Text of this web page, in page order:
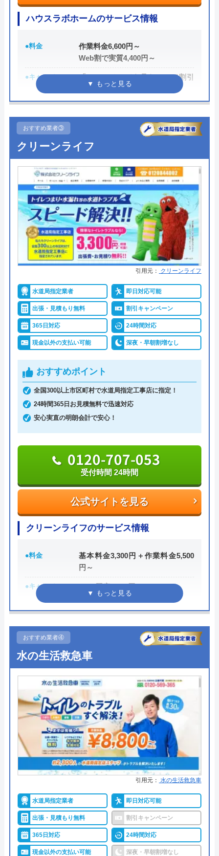
円割引なので、相談する際は電話で相談し、忘れず
に伝えるようにしましょう。
ちなみに、依頼せずとも見積もりにはお金はかから
業者の一つです。
イースマイルの詳細ページはこちら
公式サイトを見る
0120-091-026
受付時間 24時間
イースマイルの基本情報
運営会社 株式会社イースマイル
代表者 島村禮孝
創業・設立 1992年6月1日創立
大阪府大阪市中央区瓦屋町3丁目7-3 イ
ースマイルビル
対応エリア
対応エリア詳
細
玉名市のトイレ詰まり・水漏れ修理は
町の水道屋イースマイル｜水道局指定
店
イースマイルのクチコミ on
りえP
2 か月前
トイレが詰まって本当に困っていましたが、
連絡後すぐに駆けつけてくださり、あっとい
う間に解決。スタッフの方も非常に丁寧で、
安心して任せられました。これでまた快適に
使えます。迅速な対応に心から感謝します！
Googleクチコミを見る
ハウスラボホームのサービス情報
●料金
作業料金6,600円～
Web割で実質4,400円～
●キャンペーン
「ホームページを見た！」で割引
2,000円
●受付時間
●定休日 年中無休
●出張見積もり 出張・見積もり無料
●支払い方法
現金、クレジットカード、コンビ
ニ後払い、QRコード決済
●累計実績
提携先は大手企業との法人契約多
数
●保証・保険
商品保証最長10年・施工保証最長5
年
ハウスラボホームがおすすめの理由
ハウスラボホームは全国各地に拠点を構えている水
道修理業者です。トイレ、キッチン、浴室などの水
まわりトラブル全般に対応しており、作業料金が
6,600円からとお手頃価格で提供をしています。
万が一、水まわりに問題が発生した場合は、最短20
分でお客様の元にスタッフが駆けつけます。出張見
積もりキャンセルは0円、深夜早朝でも割増料金は
一切ありません。業務や知識の習得のために厳しい
自社研修を実施しているため、技術には問題ないよ
トラブルの原因や作業例などが分かりやすく記載さ
れており、依頼の際も安心できますね。候補のひと
つにしてみてください。
伝えると作業料金が2,000円割引になるWEB割があ
りますので、相談する際は必ず電話で相談し、その
際には必ず「サイトを見た」と伝えましょう。
公式サイトを見る
まずは電話相談！
0120-221-611
受付時間 24時間 年中無休
ハウスラボホームの基本情報
運営会社 株式会社ハウスラボ
代表者 勝島崇裕
創業・設立 2024年11月設立
所在地
〒113-0033
東京都文京区本郷5-1-11
対応エリア
対応エリア詳
細
玉名市のトイレ水漏れ・つまり修理に
駆けつけ対応｜水道局指定業者ハウス
ラボホーム
おすすめ業者③
クリーンライフ
引用元： クリーンライフ
水道局指定業者 即日対応可能
出張・見積もり無料 割引キャンペーン
365日対応 24時間対応
現金以外の支払い可能 深夜・早朝割増なし
おすすめポイント
全国300以上市区町村で水道局指定工事店に指定！
24時間365日お見積無料で迅速対応
安心実直の明朗会計で安心！
公式サイトを見る
0120-707-053
受付時間 24時間
クリーンライフのサービス情報
●料金
基本料金3,300円＋作業料金5,500
円～
●キャンペーン
WEB限定3,000円OFF
※10,000円以上で適用
●受付時間
●定休日 年中無休
●出張見積もり 出張見積もり無料
●支払い方法
現金、銀行振込、クレジットカー
ド、コンビニ後払い、QR決済
●累計実績 施工実績30万件を達成
●保証・保険
修理に応じて1～3年の無料点検、
無料保証を用意
詳細は公式HPでご確認ください
クリーンライフがおすすめの理由
クリーンライフは年中無休で、最短30分駆けつけ、
休日・深夜も出張費無料などのサービスを売りにし
ています。
おすすめ業者④
水の生活救急車
引用元： 水の生活救急車
水道局指定業者 即日対応可能
出張・見積もり無料 割引キャンペーン
365日対応 24時間対応
現金以外の支払い可能 深夜・早朝割増なし